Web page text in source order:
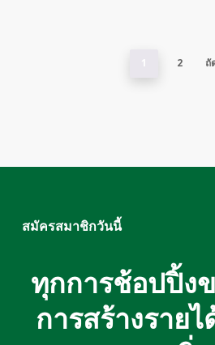
1 2 ถั
สมัครสมาชิกวันนี้
ทุกการช้อปปิ้ง
การสร้างราย